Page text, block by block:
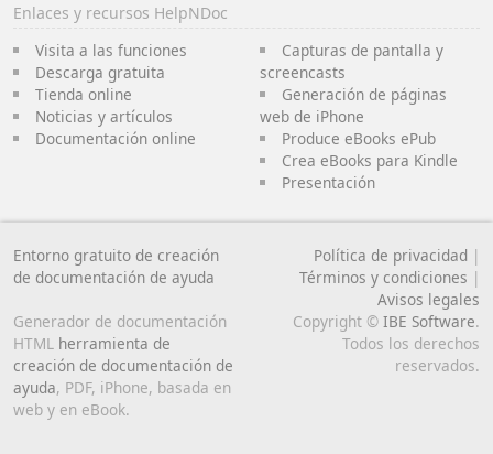
Enlaces y recursos HelpNDoc
Visita a las funciones
Descarga gratuita
Tienda online
Noticias y artículos
Documentación online
Capturas de pantalla y
screencasts
Generación de páginas
web de iPhone
Produce eBooks ePub
Crea eBooks para Kindle
Presentación
Entorno gratuito de creación
de documentación de ayuda
Política de privacidad |
Términos y condiciones |
Avisos legales
Generador de documentación
HTML herramienta de
creación de documentación de
ayuda, PDF, iPhone, basada en
web y en eBook.
Copyright © IBE Software.
Todos los derechos
reservados.